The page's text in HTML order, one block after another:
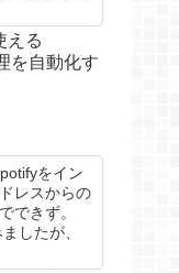
える
を自動化す
をイン
レスからの
できず。
したが、